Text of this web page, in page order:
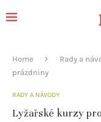
Home Rady a
prázdniny
RADY A NÁVODY
Lyžařské kurzy